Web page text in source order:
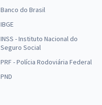
Banco do Brasil
IBGE
INSS - Instituto Nacional do
Seguro Social
PRF - Polícia Rodoviária Federal
PND